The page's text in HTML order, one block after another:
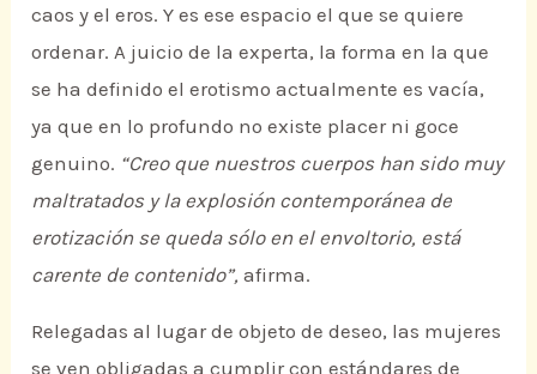
caos y el eros. Y es ese espacio el que se quiere
ordenar. A juicio de la experta, la forma en la que
se ha definido el erotismo actualmente es vacía,
ya que en lo profundo no existe placer ni goce
genuino. “Creo que nuestros cuerpos han sido muy
maltratados y la explosión contemporánea de
erotización se queda sólo en el envoltorio, está
carente de contenido”, afirma.
Relegadas al lugar de objeto de deseo, las mujeres
se ven obligadas a cumplir con estándares de